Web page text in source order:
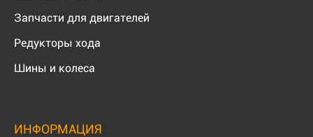
Запчасти для двигателей
Редукторы хода
Шины и колеса
ИНФОРМАЦИЯ